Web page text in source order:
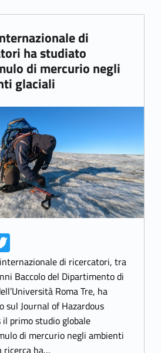
di
ha studiato
di mercurio negli
glaciali
link-archive-28143T
w
itt
er
di ricercatori, tra
Baccolo del Dipartimento di
Roma Tre, ha
sul Journal of Hazardous
primo studio globale
di mercurio negli ambienti
ricerca ha…